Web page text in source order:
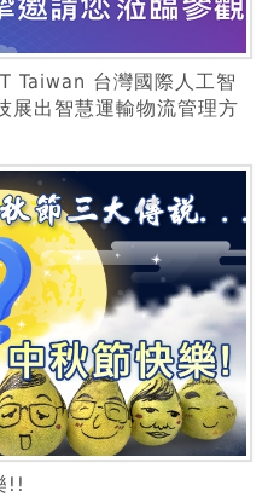
Taiwan 台灣國際人工智
展出智慧運輸物流管理方
!!